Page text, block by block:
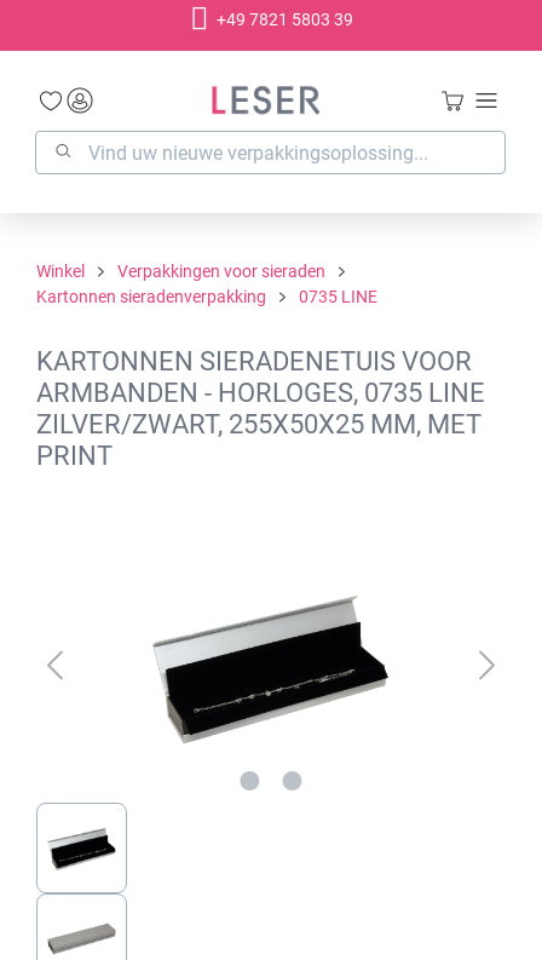
+49 7821 5803 39
Winkel
Verpakkingen voor sieraden
Kartonnen sieradenverpakking
0735 LINE
KARTONNEN SIERADENETUIS VOOR
ARMBANDEN - HORLOGES, 0735 LINE
ZILVER/ZWART, 255X50X25 MM, MET
PRINT